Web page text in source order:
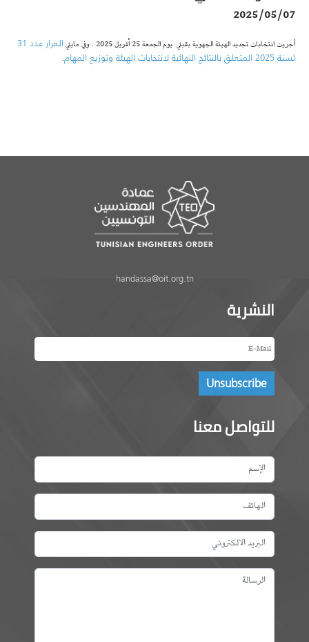
2025/05/07
اُجريت انتخابات تجديد الهيئة الجهوية بقبلي يوم الجمعة 25 أفريل 2025 . وفي مايلي
القرار عدد 31
لسنة 2025 المتعلق بالنتائج النهائية لانتخابات الهيئة وتوزيع المهام
.
handassa@oit.org.tn
النشرية
للتواصل معنا